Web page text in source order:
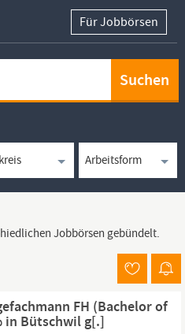
Für Jobbörsen
Jobbörsen gebündelt.
FH (Bachelor of
in Bütschwil g[.]